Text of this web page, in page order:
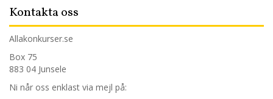
Kontakta oss
Allakonkurser.se
Box 75
883 04 Junsele
Ni når oss enklast via mejl på: